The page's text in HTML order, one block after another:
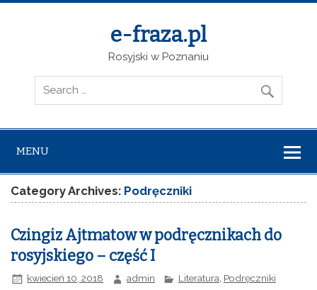
e-fraza.pl
Rosyjski w Poznaniu
MENU
Category Archives: Podręczniki
Czingiz Ajtmatow w podręcznikach do
rosyjskiego – część I
kwiecień 10, 2018 admin Literatura, Podręczniki